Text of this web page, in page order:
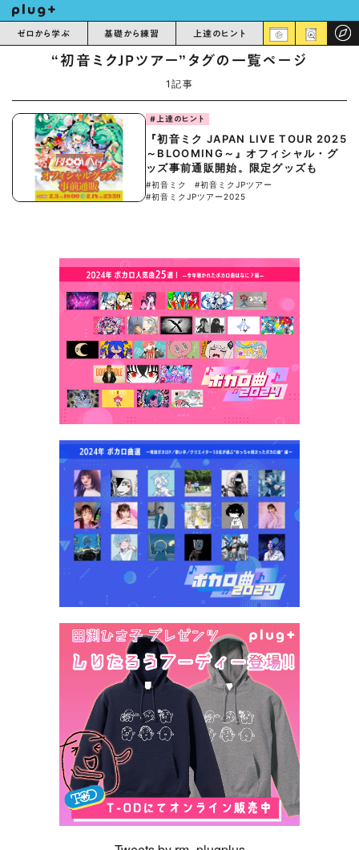
ゼロから学ぶ 基礎から練習 上達のヒント
“初音ミクJPツアー”タグの一覧ページ
1記事
#上達のヒント
『初音ミク JAPAN LIVE TOUR 2025
～BLOOMING～』オフィシャル・グ
ッズ事前通販開始。限定グッズも
#初音ミク
#初音ミクJPツアー
#初音ミクJPツアー2025